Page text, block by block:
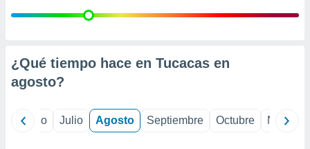
e
mediante
¿Qué tiempo hace en Tucacas en
agosto?
Junio Julio Agosto Septiembre Octubre